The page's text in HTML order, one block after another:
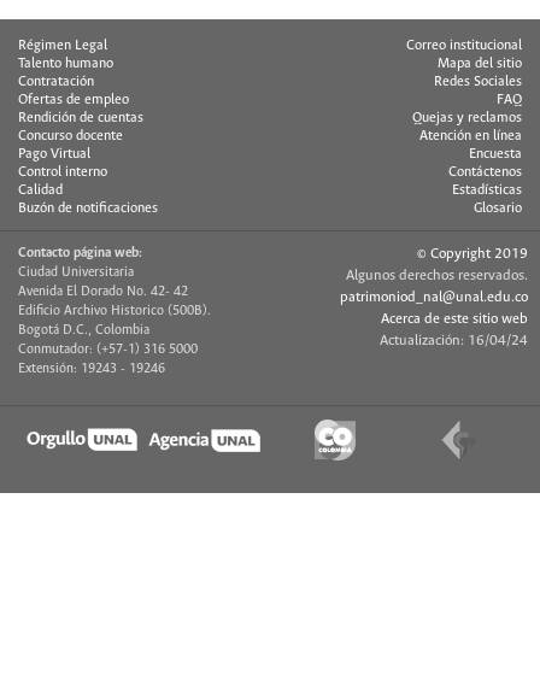
Régimen Legal
Talento humano
Contratación
Ofertas de empleo
Rendición de cuentas
Concurso docente
Pago Virtual
Control interno
Calidad
Buzón de notificaciones
Correo institucional
Mapa del sitio
Redes Sociales
FAQ
Quejas y reclamos
Atención en línea
Encuesta
Contáctenos
Estadísticas
Glosario
Contacto página web:
Ciudad Universitaria
Avenida El Dorado No. 42- 42
Edificio Archivo Historico (500B).
Bogotá D.C., Colombia
Conmutador: (+57-1) 316 5000
Extensión: 19243 - 19246
© Copyright 2019
Algunos derechos reservados.
patrimoniod_nal@unal.edu.co
Acerca de este sitio web
Actualización: 16/04/24